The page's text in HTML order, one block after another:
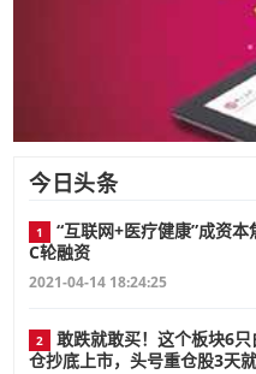
今日头条
1
“互联网+医疗健康”成资
C轮融资
2021-04-14 18:24:25
2
敢跌就敢买！这个板块6
仓抄底上市，头号重仓股3天